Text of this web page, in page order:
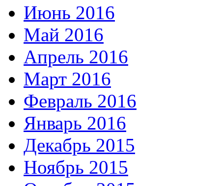
Июнь 2016
Май 2016
Апрель 2016
Март 2016
Февраль 2016
Январь 2016
Декабрь 2015
Ноябрь 2015